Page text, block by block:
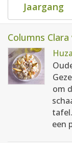
Jaargang
Columns Clara
om
een